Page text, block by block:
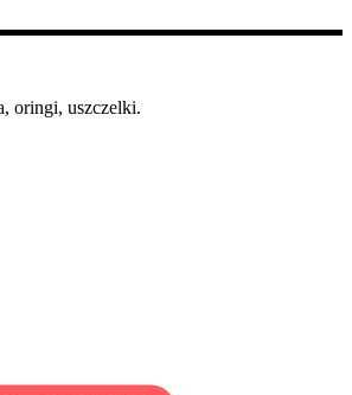
oringi, uszczelki.